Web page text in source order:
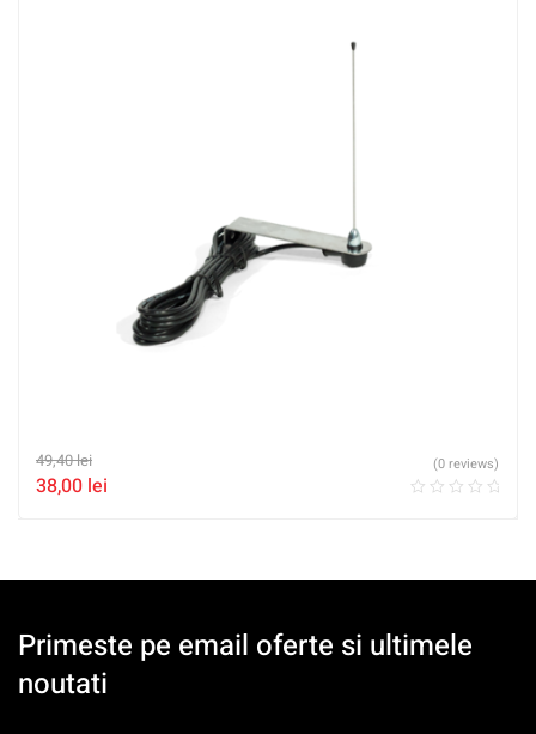
49,40lei
38,00 lei
(0 reviews)
Primeste pe email oferte si ultimele
noutati